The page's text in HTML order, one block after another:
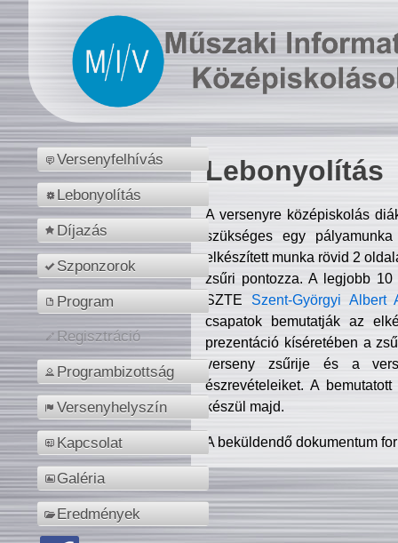
Versenyfelhívás
Lebonyolítás
Díjazás
Szponzorok
Program
Regisztráció
Programbizottság
Versenyhelyszín
Kapcsolat
Galéria
Eredmények
Lebonyolítás
A versenyre középiskolás
szükséges egy
elkészített munka rövid 2
zsűri pontozza. A legjobb
SZTE Szent-Györgyi Albert
csapatok bemutatják az
prezentáció kíséretében a
verseny zsűrije és a
észrevételeiket. A
készül majd.
A beküldendő dokumentum